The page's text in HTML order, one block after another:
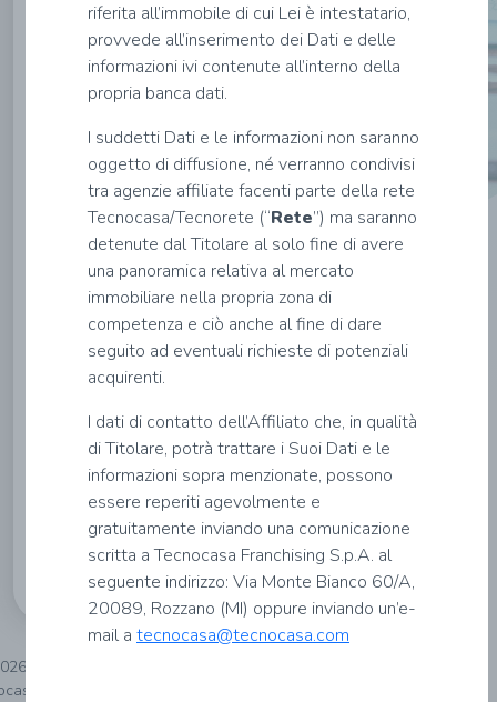
Nome*
Cognome*
Email*
Codice
Fiscale*
INVIA
Informativa
privacy
riferita all’immobile di cui Lei è intestatario,
provvede all’inserimento dei Dati e delle
informazioni ivi contenute all’interno della
propria banca dati.
I suddetti Dati e le informazioni non saranno
oggetto di diffusione, né verranno condivisi
tra agenzie affiliate facenti parte della rete
Tecnocasa/Tecnorete (“Rete”) ma saranno
detenute dal Titolare al solo fine di avere
una panoramica relativa al mercato
immobiliare nella propria zona di
competenza e ciò anche al fine di dare
seguito ad eventuali richieste di potenziali
acquirenti.
I dati di contatto dell’Affiliato che, in qualità
di Titolare, potrà trattare i Suoi Dati e le
informazioni sopra menzionate, possono
essere reperiti agevolmente e
gratuitamente inviando una comunicazione
scritta a Tecnocasa Franchising S.p.A. al
seguente indirizzo: Via Monte Bianco 60/A,
20089, Rozzano (MI) oppure inviando un’e-
mail a tecnocasa@tecnocasa.com